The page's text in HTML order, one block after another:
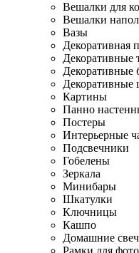
Вешалки для
Вешалки
Вазы
Декоративная
Декоративные
Декоративные
Декоративные
Картины
Панно
Постеры
Интерьерные
Подсвечники
Гобелены
Зеркала
Минибары
Шкатулки
Ключницы
Кашпо
Домашние
Рамки для